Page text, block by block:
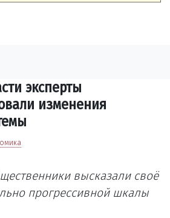
эксперты
изменения
высказали своё
прогрессивной шкалы